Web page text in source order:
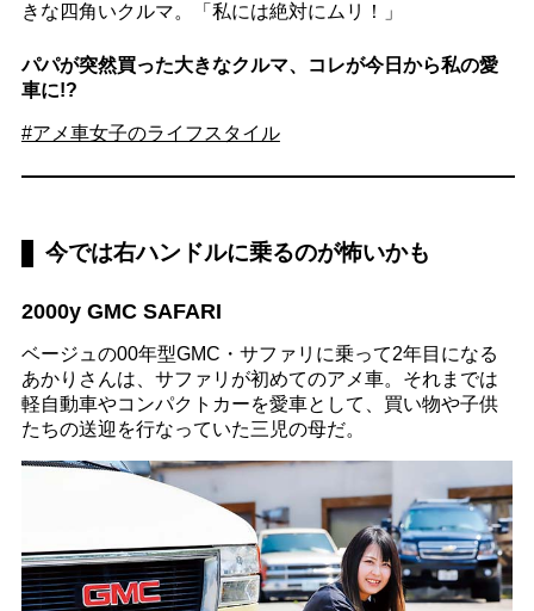
きな四角いクルマ。「私には絶対にムリ！」
パパが突然買った大きなクルマ、コレが今日から私の愛
車に!?
#アメ車女子のライフスタイル
今では右ハンドルに乗るのが怖いかも
2000y GMC SAFARI
ベージュの00年型GMC・サファリに乗って2年目になる
あかりさんは、サファリが初めてのアメ車。それまでは
軽自動車やコンパクトカーを愛車として、買い物や子供
たちの送迎を行なっていた三児の母だ。